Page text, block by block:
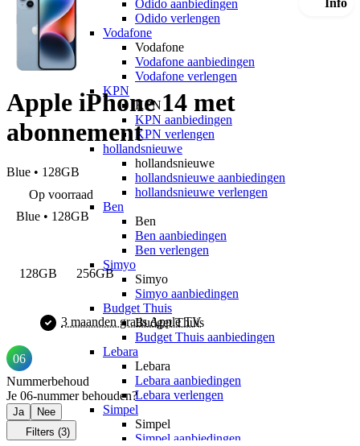
Odido aanbiedingen
Odido verlengen
Vodafone
Vodafone
Vodafone aanbiedingen
Vodafone verlengen
KPN
KPN
KPN aanbiedingen
KPN verlengen
hollandsnieuwe
hollandsnieuwe
hollandsnieuwe aanbiedingen
hollandsnieuwe verlengen
Ben
Ben
Ben aanbiedingen
Ben verlengen
Simyo
Simyo
Simyo aanbiedingen
Budget Thuis
Budget Thuis
Budget Thuis aanbiedingen
Lebara
Lebara
Lebara aanbiedingen
Lebara verlengen
Simpel
Simpel
Simpel aanbiedingen
Info
Apple iPhone 14 met
abonnement
Blue • 128GB
Op voorraad
Blue • 128GB
128GB 256GB
3 maanden gratis Apple TV
06
Nummerbehoud
Je 06-nummer behouden?
Ja
Nee
Filters (3)